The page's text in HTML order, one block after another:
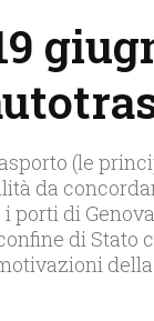
(le
da
porti di
di Stato